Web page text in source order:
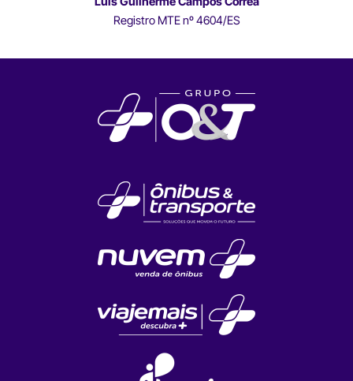
Registro MTE nº 4604/ES